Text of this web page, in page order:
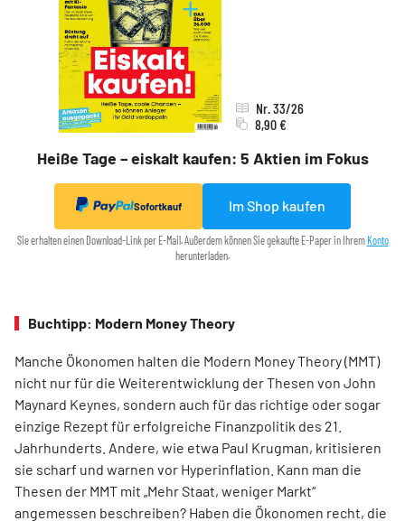
Heiße Tage – eiskalt kaufen: 5 Aktien im Fokus
Nr. 33/26
8,90 €
Sofortkauf Im Shop kaufen
Sie erhalten einen Download-Link per E-Mail. Außerdem können Sie gekaufte E-Paper in IhremKonto
herunterladen.
Buchtipp: Modern Money Theory
Manche Ökonomen halten die Modern Money Theory (MMT)
nicht nur für die Weiterentwicklung der Thesen von John
Maynard Keynes, sondern auch für das richtige oder sogar
einzige Rezept für erfolgreiche Finanzpolitik des 21.
Jahrhunderts. Andere, wie etwa Paul Krugman, kritisieren
sie scharf und warnen vor Hyperinflation. Kann man die
Thesen der MMT mit „Mehr Staat, weniger Markt“
angemessen beschreiben? Haben die Ökonomen recht, die